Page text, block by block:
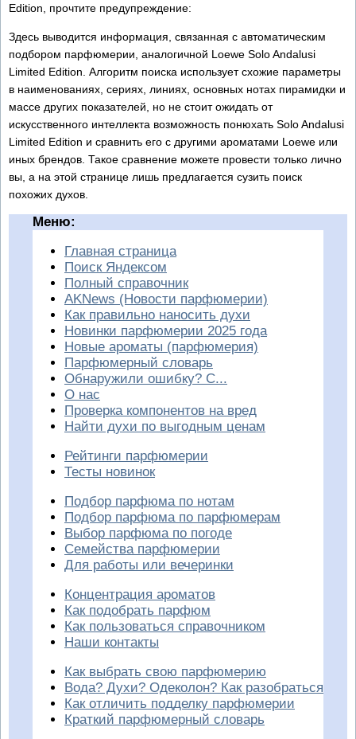
Edition, прочтите предупреждение:
Здесь выводится информация, связанная с автоматическим
подбором парфюмерии, аналогичной Loewe Solo Andalusi
Limited Edition. Алгоритм поиска использует схожие параметры
в наименованиях, сериях, линиях, основных нотах пирамидки и
массе других показателей, но не стоит ожидать от
искусственного интеллекта возможность понюхать Solo Andalusi
Limited Edition и сравнить его с другими ароматами Loewe или
иных брендов. Такое сравнение можете провести только лично
вы, а на этой странице лишь предлагается сузить поиск
похожих духов.
Меню:
Главная страница
Поиск Яндексом
Полный справочник
AKNews (Новости парфюмерии)
Как правильно наносить духи
Новинки парфюмерии 2025 года
Новые ароматы (парфюмерия)
Парфюмерный словарь
Обнаружили ошибку? С...
О нас
Проверка компонентов на вред
Найти духи по выгодным ценам
Рейтинги парфюмерии
Тесты новинок
Подбор парфюма по нотам
Подбор парфюма по парфюмерам
Выбор парфюма по погоде
Семейства парфюмерии
Для работы или вечеринки
Концентрация ароматов
Как подобрать парфюм
Как пользоваться справочником
Наши контакты
Как выбрать свою парфюмерию
Вода? Духи? Одеколон? Как разобраться
Как отличить подделку парфюмерии
Краткий парфюмерный словарь